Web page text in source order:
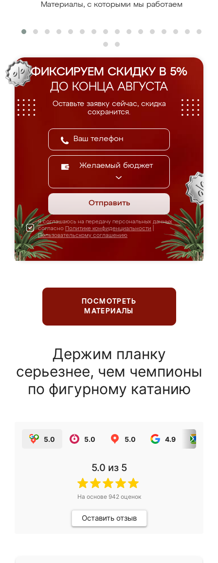
Материалы, с которыми мы работаем
ФИКСИРУЕМ СКИДКУ В 5%
ДО КОНЦА АВГУСТА
Оставьте заявку сейчас, скидка
сохранится.
Желаемый бюджет
Отправить
Я соглашаюсь на передачу персональных данных
согласно Политике конфиденциальности
Пользовательскому соглашению
ПОСМОТРЕТЬ
МАТЕРИАЛЫ
Держим планку
серьезнее, чем чемпионы
по фигурному катанию
5.0 5.0 5.0 4.9
5.0 из 5
На основе 942оценок
Оставить отзыв